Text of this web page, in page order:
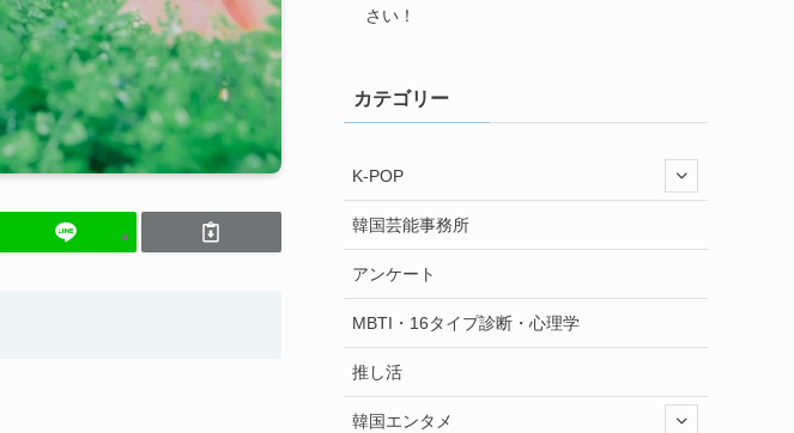
さい！
カテゴリー
K-POP
韓国芸能事務所
アンケート
MBTI・16タイプ診断・心理学
推し活
韓国エンタメ